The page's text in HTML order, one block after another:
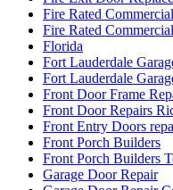
Fire Rated
Fire Rated
Florida
Fort Lauderdale
Fort Lauderdale
Front Door Frame
Front Door Repairs
Front Entry Doors
Front Porch Builders
Front Porch Builders
Garage Door Repair